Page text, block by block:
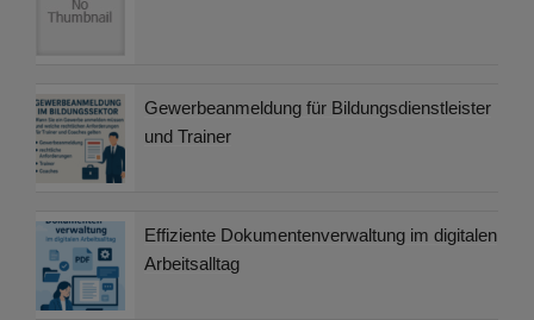
Gewerbeanmeldung für Bildungsdienstleister
und Trainer
Effiziente Dokumentenverwaltung im digitalen
Arbeitsalltag